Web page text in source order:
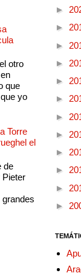
otro
que
yo
Torre
el
de
Pieter
►
►
►
►
►
►
►
►
►
►
►
►